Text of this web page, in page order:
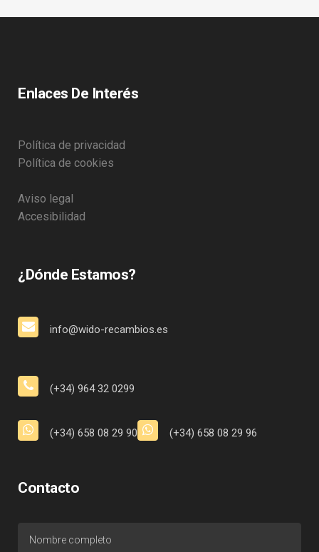
Enlaces De Interés
Política de privacidad
Política de cookies
Aviso legal
Accesibilidad
¿Dónde Estamos?
info@wido-recambios.es
(+34) 964 32 0299
(+34) 658 08 29 90 (+34) 658 08 29 96
Contacto